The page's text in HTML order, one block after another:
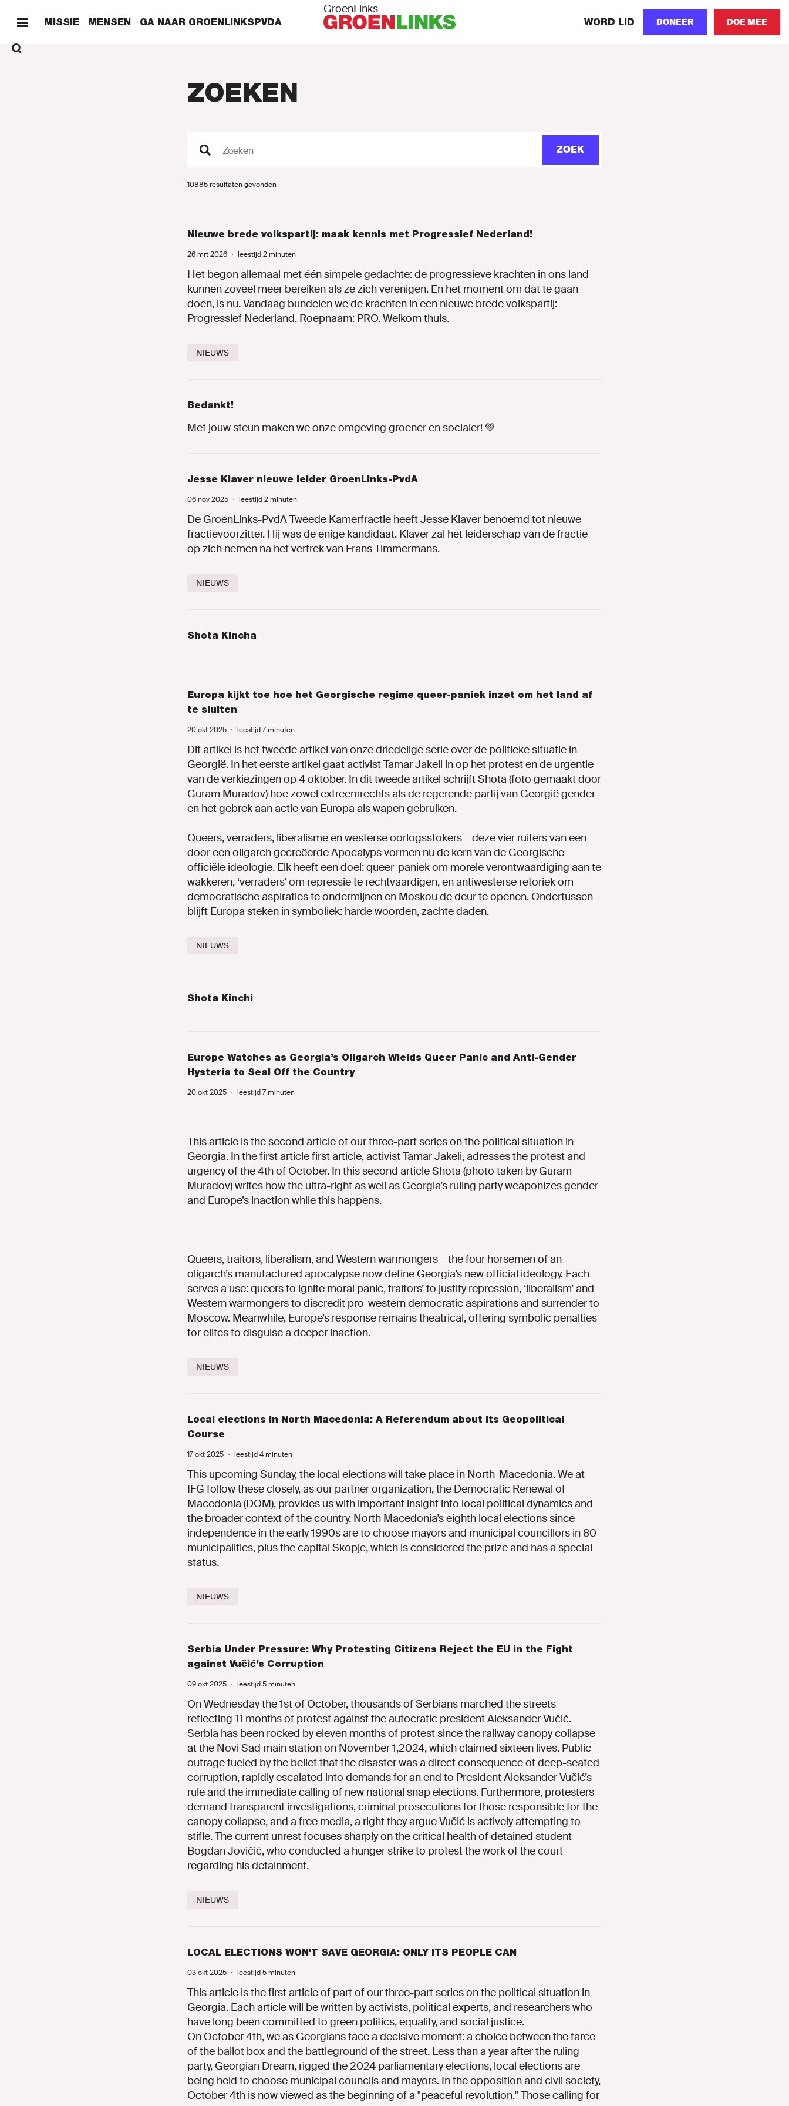
MISSIE MENSEN GA NAAR GROENLINKSPVDA
GroenLinks
WORD LID DONEER DOE MEE
ZOEKEN
Zoeken ZOEK
10885 resultaten gevonden
Nieuwe brede volkspartij: maak kennis met Progressief Nederland!
26 mrt 2026 ・ leestijd 2 minuten
Het begon allemaal met één simpele gedachte: de progressieve krachten in ons land
kunnen zoveel meer bereiken als ze zich verenigen. En het moment om dat te gaan
doen, is nu. Vandaag bundelen we de krachten in een nieuwe brede volkspartij:
Progressief Nederland. Roepnaam: PRO. Welkom thuis.
NIEUWS
Bedankt!
Met jouw steun maken we onze omgeving groener en socialer! 💚
Jesse Klaver nieuwe leider GroenLinks-PvdA
06 nov 2025 ・ leestijd 2 minuten
De GroenLinks-PvdA Tweede Kamerfractie heeft Jesse Klaver benoemd tot nieuwe
fractievoorzitter. Hij was de enige kandidaat. Klaver zal het leiderschap van de fractie
op zich nemen na het vertrek van Frans Timmermans.
NIEUWS
Shota Kincha
Europa kijkt toe hoe het Georgische regime queer-paniek inzet om het land af
te sluiten
20 okt 2025 ・ leestijd 7 minuten
Dit artikel is het tweede artikel van onze driedelige serie over de politieke situatie in
Georgië. In het eerste artikel gaat activist Tamar Jakeli in op het protest en de urgentie
van de verkiezingen op 4 oktober. In dit tweede artikel schrijft Shota (foto gemaakt door
Guram Muradov) hoe zowel extreemrechts als de regerende partij van Georgië gender
en het gebrek aan actie van Europa als wapen gebruiken.
Queers, verraders, liberalisme en westerse oorlogsstokers – deze vier ruiters van een
door een oligarch gecreëerde Apocalyps vormen nu de kern van de Georgische
officiële ideologie. Elk heeft een doel: queer-paniek om morele verontwaardiging aan te
wakkeren, ‘verraders’ om repressie te rechtvaardigen, en antiwesterse retoriek om
democratische aspiraties te ondermijnen en Moskou de deur te openen. Ondertussen
blijft Europa steken in symboliek: harde woorden, zachte daden.
NIEUWS
Shota Kinchi
Europe Watches as Georgia’s Oligarch Wields Queer Panic and Anti-Gender
Hysteria to Seal Off the Country
20 okt 2025 ・ leestijd 7 minuten
This article is the second article of our three-part series on the political situation in
Georgia. In the first article first article, activist Tamar Jakeli, adresses the protest and
urgency of the 4th of October. In this second article Shota (photo taken by Guram
Muradov) writes how the ultra-right as well as Georgia’s ruling party weaponizes gender
and Europe’s inaction while this happens.
Queers, traitors, liberalism, and Western warmongers – the four horsemen of an
oligarch’s manufactured apocalypse now define Georgia’s new official ideology. Each
serves a use: queers to ignite moral panic, traitors’ to justify repression, ‘liberalism’ and
Western warmongers to discredit pro-western democratic aspirations and surrender to
Moscow. Meanwhile, Europe’s response remains theatrical, offering symbolic penalties
for elites to disguise a deeper inaction.
NIEUWS
Local elections in North Macedonia: A Referendum about its Geopolitical
Course
17 okt 2025 ・ leestijd 4 minuten
This upcoming Sunday, the local elections will take place in North-Macedonia. We at
IFG follow these closely, as our partner organization, the Democratic Renewal of
Macedonia (DOM), provides us with important insight into local political dynamics and
the broader context of the country. North Macedonia’s eighth local elections since
independence in the early 1990s are to choose mayors and municipal councillors in 80
municipalities, plus the capital Skopje, which is considered the prize and has a special
status.
NIEUWS
Serbia Under Pressure: Why Protesting Citizens Reject the EU in the Fight
against Vučić’s Corruption
09 okt 2025 ・ leestijd 5 minuten
On Wednesday the 1st of October, thousands of Serbians marched the streets
reflecting 11 months of protest against the autocratic president Aleksander Vučić.
Serbia has been rocked by eleven months of protest since the railway canopy collapse
at the Novi Sad main station on November 1,2024, which claimed sixteen lives. Public
outrage fueled by the belief that the disaster was a direct consequence of deep-seated
corruption, rapidly escalated into demands for an end to President Aleksander Vučić’s
rule and the immediate calling of new national snap elections. Furthermore, protesters
demand transparent investigations, criminal prosecutions for those responsible for the
canopy collapse, and a free media, a right they argue Vučić is actively attempting to
stifle. The current unrest focuses sharply on the critical health of detained student
Bogdan Jovičić, who conducted a hunger strike to protest the work of the court
regarding his detainment.
NIEUWS
LOCAL ELECTIONS WON'T SAVE GEORGIA: ONLY ITS PEOPLE CAN
03 okt 2025 ・ leestijd 5 minuten
This article is the first article of part of our three-part series on the political situation in
Georgia. Each article will be written by activists, political experts, and researchers who
have long been committed to green politics, equality, and social justice.
On October 4th, we as Georgians face a decisive moment: a choice between the farce
of the ballot box and the battleground of the street. Less than a year after the ruling
party, Georgian Dream, rigged the 2024 parliamentary elections, local elections are
being held to choose municipal councils and mayors. In the opposition and civil society,
October 4th is now viewed as the beginning of a "peaceful revolution." Those calling for
ONZE MISSIE
GA NAAR GROENLINKSPVDA.NL
Onze partij
Lokaal
Agenda
MIJN GROENLINKS